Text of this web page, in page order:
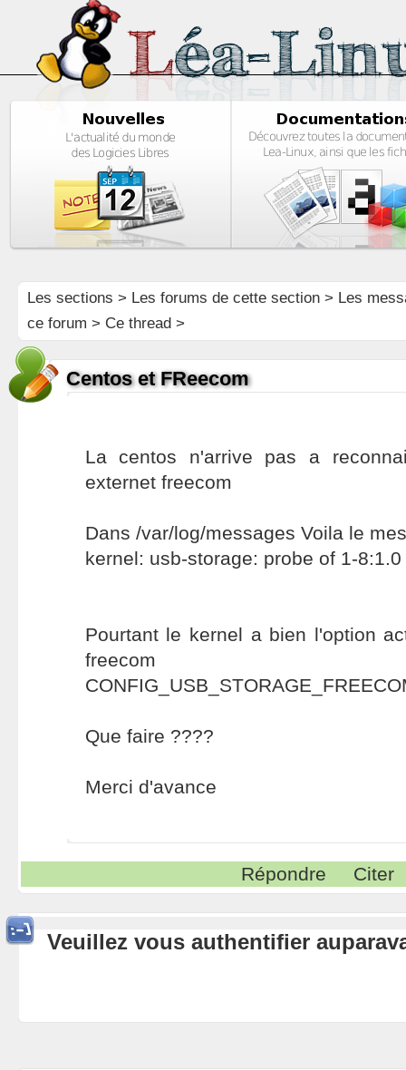
Les sections > Les forums de cette section> Les
ce forum > Ce thread >
Centos et FReecom
La centos n'arrive pas a
externet freecom
Dans /var/log/messages Voila le
kernel: usb-storage: probe of 1-
Pourtant le kernel a bien l'option
freecom
Que faire ????
Merci d'avance
Répondre Citer
Veuillez vous authentifier